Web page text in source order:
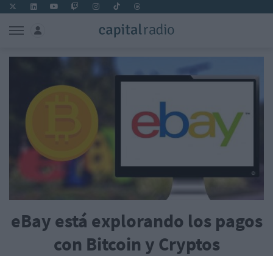
eBay está explorando los pagos
con Bitcoin y Cryptos